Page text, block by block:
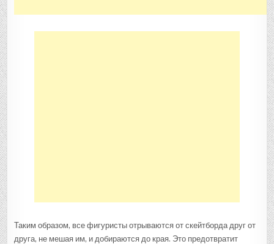
Таким образом, все фигуристы отрываются от скейтборда друг от
друга, не мешая им, и добираются до края. Это предотвратит